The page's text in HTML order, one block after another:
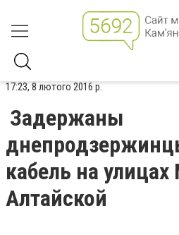
17:23, 8 лютого 2016 р.
Задержаны
кабель на
Алтайской